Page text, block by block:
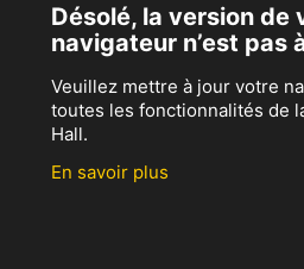
Désolé, la version de
navigateur n’est pas
Veuillez mettre à jour votre
toutes les fonctionnalités de
Hall.
En savoir plus